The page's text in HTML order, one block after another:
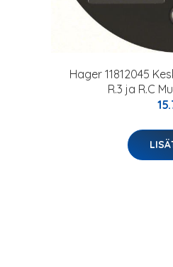
Hager 11812045
R.3 ja R.C